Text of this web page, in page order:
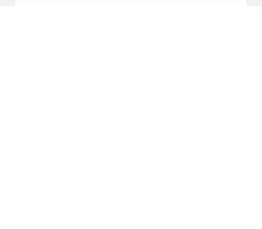
Skriv inn din e-postadresse